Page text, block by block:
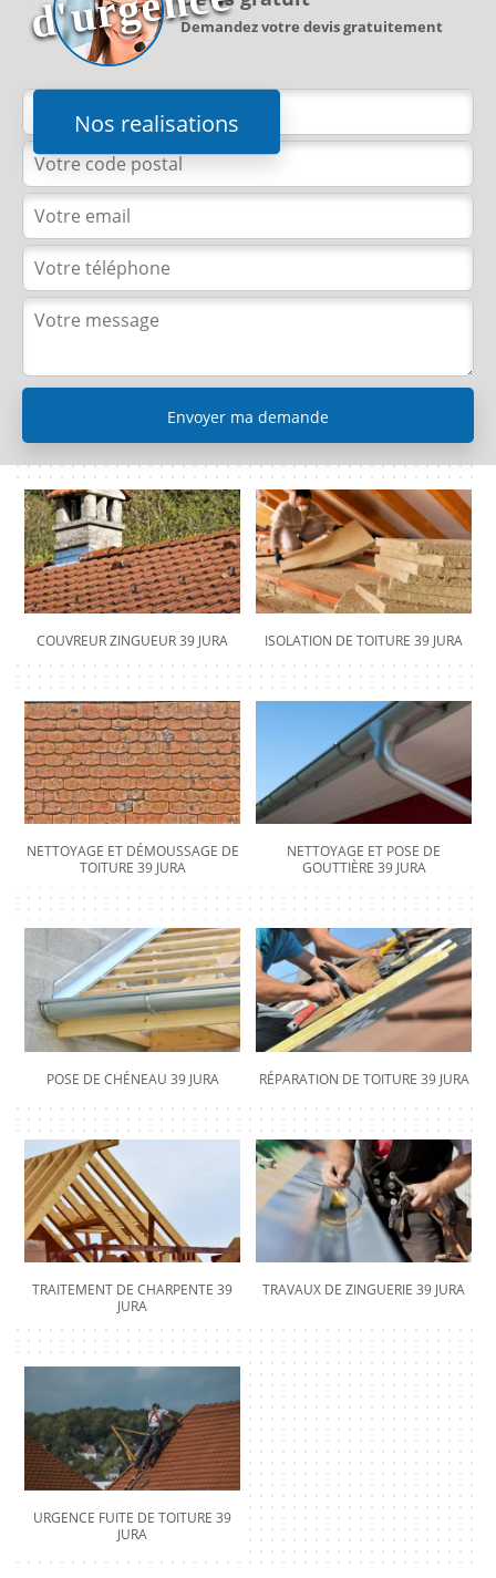
Nos realisations
Demandez votre devis gratuitement
COUVREUR ZINGUEUR 39 JURA ISOLATION DE TOITURE 39 JURA
NETTOYAGE ET DÉMOUSSAGE DE
TOITURE 39 JURA
NETTOYAGE ET POSE DE
GOUTTIÈRE 39 JURA
POSE DE CHÉNEAU 39 JURA RÉPARATION DE TOITURE 39 JURA
TRAITEMENT DE CHARPENTE 39
JURA
TRAVAUX DE ZINGUERIE 39 JURA
URGENCE FUITE DE TOITURE 39
JURA